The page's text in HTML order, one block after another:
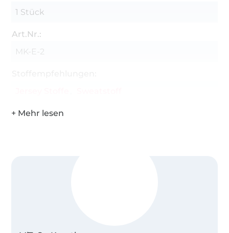
1 Stück
Art.Nr.:
MK-E-2